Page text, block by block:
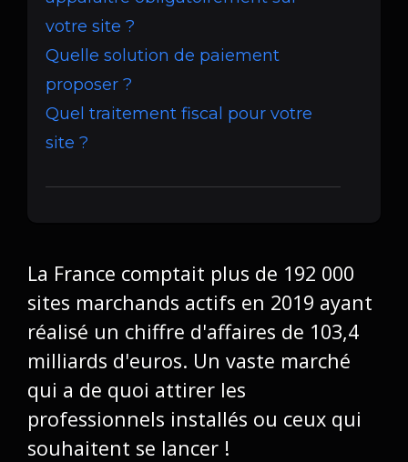
votre site ?
Quelle solution de paiement
proposer ?
Quel traitement fiscal pour votre
site ?
La France comptait plus de 192 000
sites marchands actifs en 2019 ayant
réalisé un chiffre d'affaires de 103,4
milliards d'euros. Un vaste marché
qui a de quoi attirer les
professionnels installés ou ceux qui
souhaitent se lancer !